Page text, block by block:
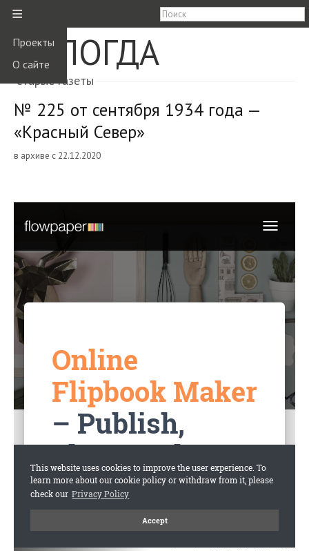
≡
Проекты
О сайте
ВОЛОГДА
старые газеты
№ 225 от сентября 1934 года —
«Красный Север»
в архиве с 22.12.2020